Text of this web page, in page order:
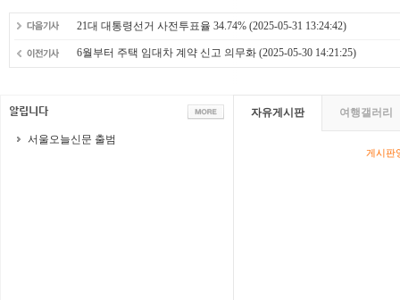
21대 대통령선거 사전투표율 34.74% (2025-05-31 13:24:42)
6월부터 주택 임대차 계약 신고 의무화 (2025-05-30 14:21:25)
서울오늘신문 출범
자유게시판 여행갤러리
게시판